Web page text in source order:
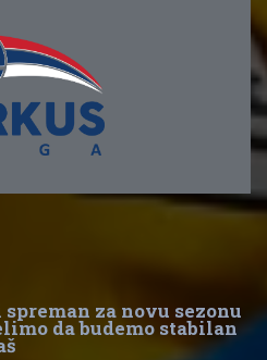
za novu sezonu
da budemo stabilan